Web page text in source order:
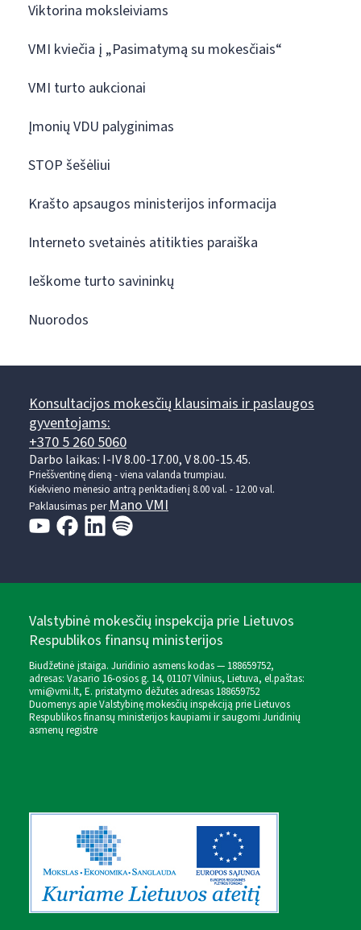
Viktorina moksleiviams
VMI kviečia į „Pasimatymą su mokesčiais“
VMI turto aukcionai
Įmonių VDU palyginimas
STOP šešėliui
Krašto apsaugos ministerijos informacija
Interneto svetainės atitikties paraiška
Ieškome turto savininkų
Nuorodos
Konsultacijos mokesčių klausimais ir paslaugos
gyventojams:
+370 5 260 5060
Darbo laikas: I-IV 8.00-17.00, V 8.00-15.45.
Prieššventinę dieną - viena valanda trumpiau.
Kiekvieno mėnesio antrą penktadienį 8.00 val. - 12.00 val.
Paklausimas perMano VMI
Valstybinė mokesčių inspekcija prie Lietuvos
Respublikos finansų ministerijos
Biudžetinė įstaiga. Juridinio asmens kodas — 188659752,
adresas: Vasario 16-osios g. 14, 01107 Vilnius, Lietuva, el.paštas:
vmi@vmi.lt, E. pristatymo dėžutės adresas 188659752
Duomenys apie Valstybinę mokesčių inspekciją prie Lietuvos
Respublikos finansų ministerijos kaupiami ir saugomi Juridinių
asmenų registre